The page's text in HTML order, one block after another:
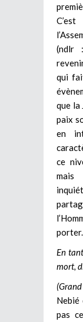
(ndlr
qui
que la
paix
en
ce
mais
porter.
En
mort,
pas